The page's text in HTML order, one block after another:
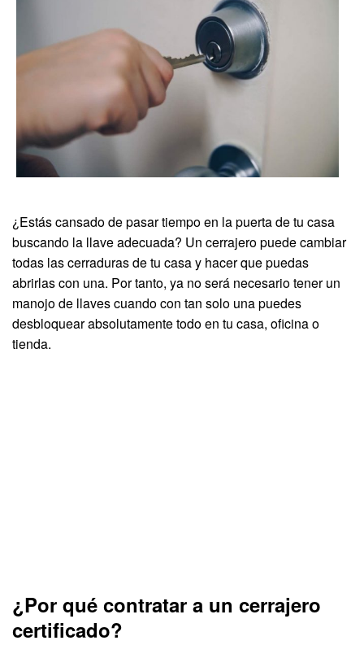
¿Estás cansado de pasar tiempo en la puerta de tu casa
buscando la llave adecuada? Un cerrajero puede cambiar
todas las cerraduras de tu casa y hacer que puedas
abrirlas con una. Por tanto, ya no será necesario tener un
manojo de llaves cuando con tan solo una puedes
desbloquear absolutamente todo en tu casa, oficina o
tienda.
¿Por qué contratar a un cerrajero
certificado?